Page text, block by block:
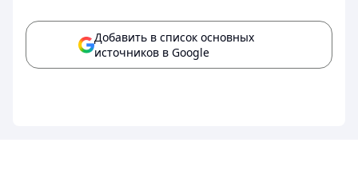
Добавить в список основных
источников в Google